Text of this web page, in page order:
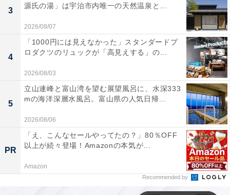
ACCENTUM Open ブラック 上質サウンド オープンイヤ
ー 28時間再生 IPX4 防滴 Bluetooth 5.3 ポケットサイズ
【VGP2025 SUMMER 金賞】音楽・通話・旅行に【国内
正規品】
ゼンハイザー「momentum true wireless 4」
3
源氏の湯」は宇治市内唯一の天然温泉と...
2026/08/07
4
「1000円には見えなかった」スタンダードプ
ロダクツのリュックが「高見えする」の...
2026/08/03
5
立山連峰と富山湾を望む展望風呂に、水深333
mの海洋深層水風呂。富山県の人気日帰...
2026/08/06
PR
「え、こんなセールやってたの？」80％OFF
以上が続々登場！Amazonの本気が...
Amazon
Recommended by